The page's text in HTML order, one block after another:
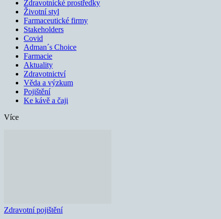
Zdravotnické prostředky
Životní styl
Farmaceutické firmy
Stakeholders
Covid
Adman´s Choice
Farmacie
Aktuality
Zdravotnictví
Věda a výzkum
Pojištění
Ke kávě a čaji
Více
Zdravotní pojištění